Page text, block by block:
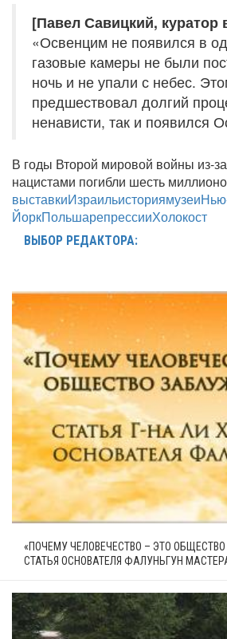
[Павел Савицкий, куратор
«Освенцим не появился в
газовые камеры не были
ночь и не упали с небес.
предшествовал долгий
ненависти, так и появился
В годы Второй мировой войны из-
нацистами погибли шесть
выставкиИзраильисториямузеи
ЙоркПольшарепрессииХолокост
ВЫБОР РЕДАКТОРА:
«ПОЧЕМУ ЧЕЛОВЕЧЕСТВО – ЭТО
СТАТЬЯ ОСНОВАТЕЛЯ ФАЛУНЬГУН